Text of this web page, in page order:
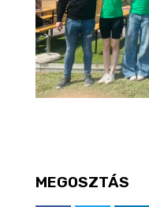
MEGOSZTÁS